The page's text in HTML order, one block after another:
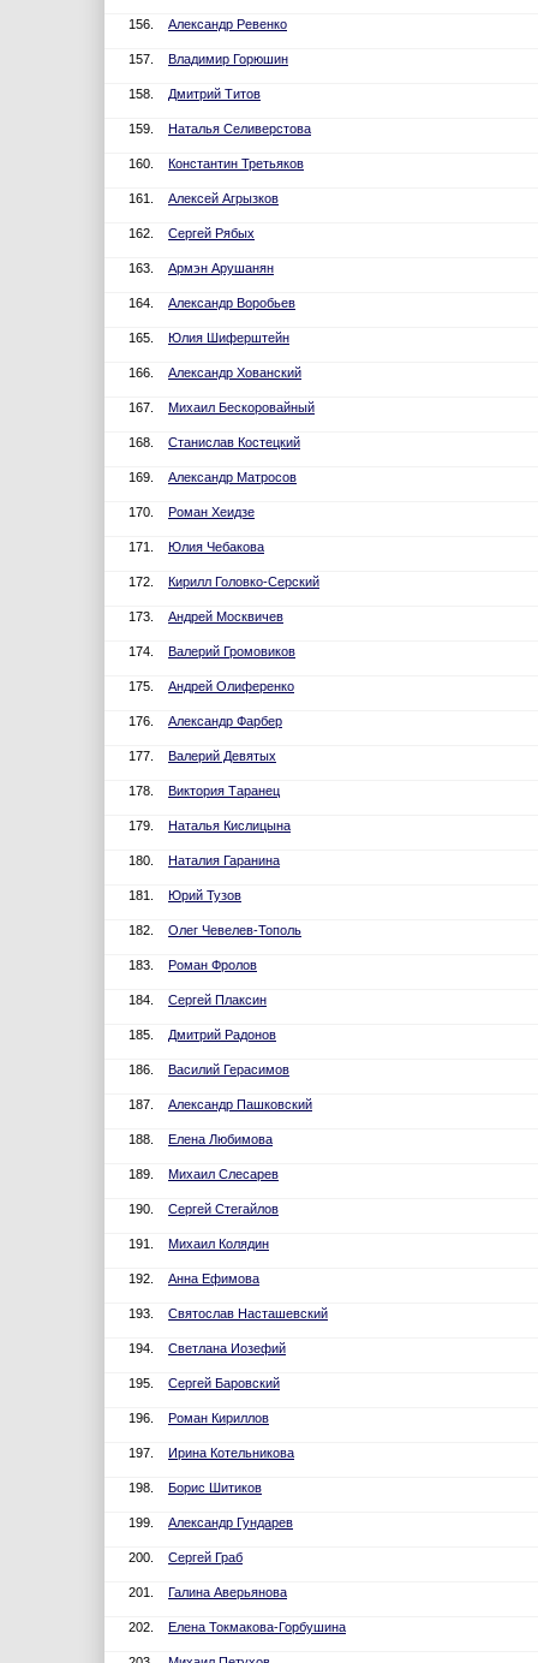
156. Александр Ревенко
157. Владимир Горюшин
158. Дмитрий Титов
159. Наталья Селиверстова
160. Константин Третьяков
161. Алексей Агрызков
162. Сергей Рябых
163. Армэн Арушанян
164. Александр Воробьев
165. Юлия Шиферштейн
166. Александр Хованский
167. Михаил Бескоровайный
168. Станислав Костецкий
169. Александр Матросов
170. Роман Хеидзе
171. Юлия Чебакова
172. Кирилл Головко-Серский
173. Андрей Москвичев
174. Валерий Громовиков
175. Андрей Олиференко
176. Александр Фарбер
177. Валерий Девятых
178. Виктория Таранец
179. Наталья Кислицына
180. Наталия Гаранина
181. Юрий Тузов
182. Олег Чевелев-Тополь
183. Роман Фролов
184. Сергей Плаксин
185. Дмитрий Радонов
186. Василий Герасимов
187. Александр Пашковский
188. Елена Любимова
189. Михаил Слесарев
190. Сергей Стегайлов
191. Михаил Колядин
192. Анна Ефимова
193. Святослав Насташевский
194. Светлана Иозефий
195. Сергей Баровский
196. Роман Кириллов
197. Ирина Котельникова
198. Борис Шитиков
199. Александр Гундарев
200. Сергей Граб
201. Галина Аверьянова
202. Елена Токмакова-Горбушина